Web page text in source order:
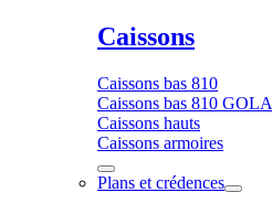
Caissons
Caissons bas 810
Caissons bas 810 GOLA
Caissons hauts
Caissons armoires
Plans et crédences